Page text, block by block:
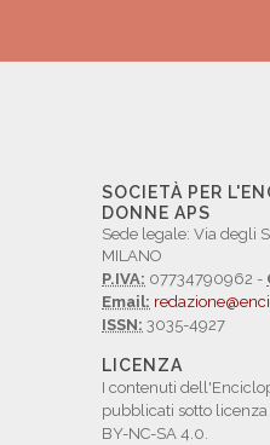
SOCIETÀ PER
DONNE APS
Sede legale: Via degli
MILANO
P.IVA: 07734790962 -
Email:
ISSN: 3035-4927
LICENZA
I contenuti
pubblicati sotto licenza
BY-NC-SA 4.0.